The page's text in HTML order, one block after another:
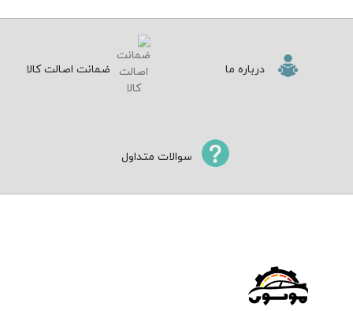
درباره ما ضمانت اصالت کالا
سوالات متداول